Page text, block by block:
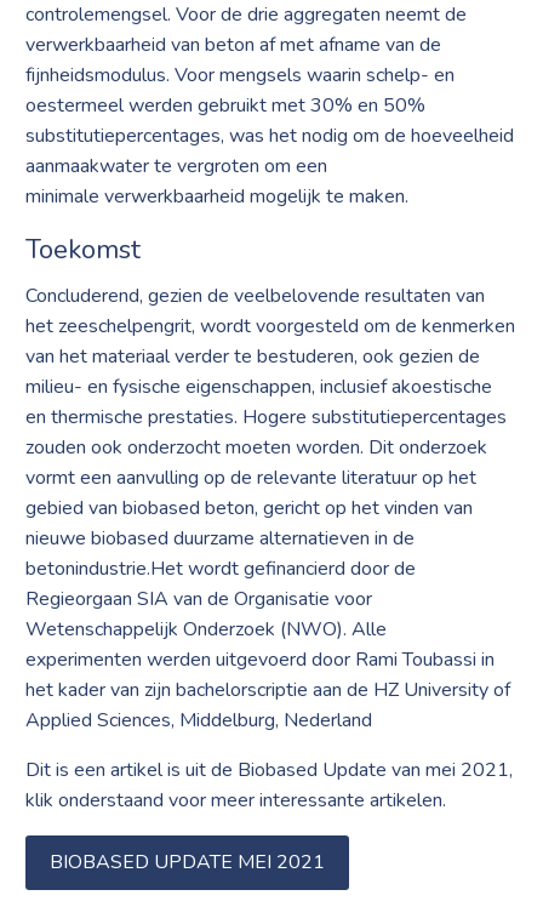
controlemengsel. Voor de drie aggregaten neemt de
verwerkbaarheid van beton af met afname van de
fijnheidsmodulus. Voor mengsels waarin schelp- en
oestermeel werden gebruikt met 30% en 50%
substitutiepercentages, was het nodig om de hoeveelheid
aanmaakwater te vergroten om een
minimale verwerkbaarheid mogelijk te maken.
Toekomst
Concluderend, gezien de veelbelovende resultaten van
het zeeschelpengrit, wordt voorgesteld om de kenmerken
van het materiaal verder te bestuderen, ook gezien de
milieu- en fysische eigenschappen, inclusief akoestische
en thermische prestaties. Hogere substitutiepercentages
zouden ook onderzocht moeten worden. Dit onderzoek
vormt een aanvulling op de relevante literatuur op het
gebied van biobased beton, gericht op het vinden van
nieuwe biobased duurzame alternatieven in de
betonindustrie.Het wordt gefinancierd door de
Regieorgaan SIA van de Organisatie voor
Wetenschappelijk Onderzoek (NWO). Alle
experimenten werden uitgevoerd door Rami Toubassi in
het kader van zijn bachelorscriptie aan de HZ University of
Applied Sciences, Middelburg, Nederland
Dit is een artikel is uit de Biobased Update vanmei 2021,
klik onderstaand voor meer interessante artikelen.
BIOBASED UPDATE MEI 2021